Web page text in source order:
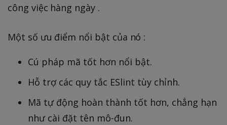
công việc hàng ngày .
Một số ưu điểm nổi bật của nó :
Cú pháp mã tốt hơn nổi bật.
Hỗ trợ các quy tắc ESlint tùy chỉnh.
Mã tự động hoàn thành tốt hơn, chẳng hạn
như cài đặt tên mô-đun.